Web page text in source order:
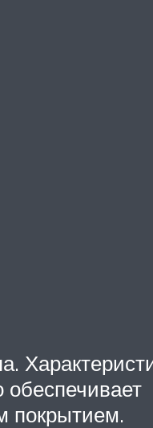
покрытием.